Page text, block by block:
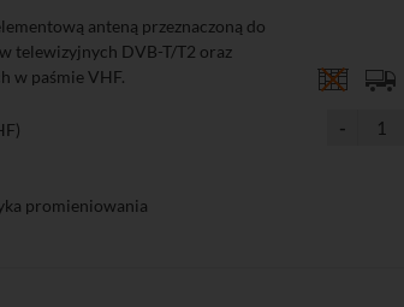
anteną przeznaczoną do
telewizyjnych DVB-T/T2 oraz
w paśmie VHF.
promieniowania